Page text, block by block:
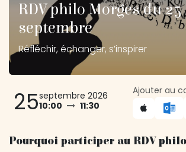
RDV philo Morges du 25
septembre
Réfléchir, échanger, s’inspirer
25septembre 2026
10:00
11:30
Ajouter au
Pourquoi participer au RDV